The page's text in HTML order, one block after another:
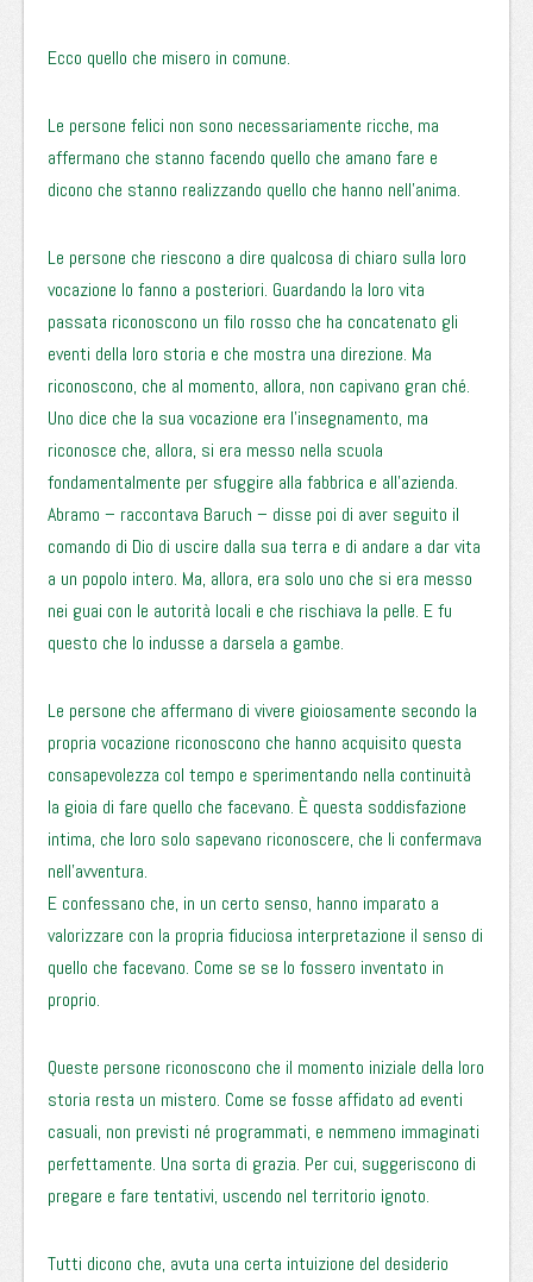
Ecco quello che misero in comune.
Le persone felici non sono necessariamente ricche, ma
affermano che stanno facendo quello che amano fare e
dicono che stanno realizzando quello che hanno nell’anima.
Le persone che riescono a dire qualcosa di chiaro sulla loro
vocazione lo fanno a posteriori. Guardando la loro vita
passata riconoscono un filo rosso che ha concatenato gli
eventi della loro storia e che mostra una direzione. Ma
riconoscono, che al momento, allora, non capivano gran ché.
Uno dice che la sua vocazione era l’insegnamento, ma
riconosce che, allora, si era messo nella scuola
fondamentalmente per sfuggire alla fabbrica e all’azienda.
Abramo – raccontava Baruch – disse poi di aver seguito il
comando di Dio di uscire dalla sua terra e di andare a dar vita
a un popolo intero. Ma, allora, era solo uno che si era messo
nei guai con le autorità locali e che rischiava la pelle. E fu
questo che lo indusse a darsela a gambe.
Le persone che affermano di vivere gioiosamente secondo la
propria vocazione riconoscono che hanno acquisito questa
consapevolezza col tempo e sperimentando nella continuità
la gioia di fare quello che facevano. È questa soddisfazione
intima, che loro solo sapevano riconoscere, che li confermava
nell’avventura.
E confessano che, in un certo senso, hanno imparato a
valorizzare con la propria fiduciosa interpretazione il senso di
quello che facevano. Come se se lo fossero inventato in
proprio.
Queste persone riconoscono che il momento iniziale della loro
storia resta un mistero. Come se fosse affidato ad eventi
casuali, non previsti né programmati, e nemmeno immaginati
perfettamente. Una sorta di grazia. Per cui, suggeriscono di
pregare e fare tentativi, uscendo nel territorio ignoto.
Tutti dicono che, avuta una certa intuizione del desiderio